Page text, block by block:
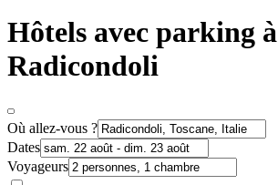
Hôtels avec parking à
Radicondoli
Où allez-vous ?
Dates
Voyageurs